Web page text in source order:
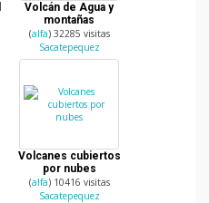
Volcán de Agua y
montañas
(alfa) 32285 visitas
Sacatepequez
Volcanes cubiertos
por nubes
(alfa) 10416 visitas
Sacatepequez